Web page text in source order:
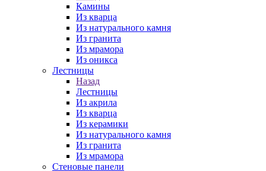
Камины
Из кварца
Из натурального камня
Из гранита
Из мрамора
Из оникса
Лестницы
Назад
Лестницы
Из акрила
Из кварца
Из керамики
Из натурального камня
Из гранита
Из мрамора
Стеновые панели